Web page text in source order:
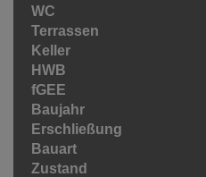
WC
Terrassen
Keller
HWB
fGEE
Baujahr
Erschließung
Bauart
Zustand